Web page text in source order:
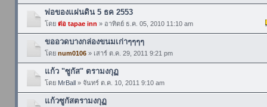
พ่อของแผ่นดิน 5 ธค 2553
โดย ต่อ tapae inn » อาทิตย์ ธ.ค. 05, 2010 11:10 am
ขออวดบางกล่องขนมเก่าๆๆๆๆ
โดย num0106» เสาร์ ต.ค. 29, 2011 9:21 pm
แก้ว "ซูกัส" ตรามงกุฏ
โดย MrBall» จันทร์ ต.ค. 10, 2011 9:10 am
แก้วซูกัสตรามงกุฏ